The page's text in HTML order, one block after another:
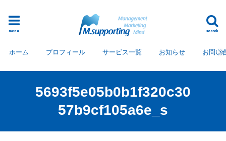
search
menu
ホーム プロフィール サービス一覧 お知らせ お問い
5693f5e05b0b1f320c30
57b9cf105a6e_s